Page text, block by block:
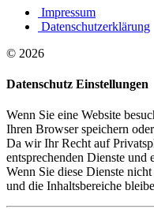
Impressum
Datenschutzerklärung
© 2026
Datenschutz Einstellungen
Wenn Sie eine Website
Ihren Browser speichern
Da wir Ihr Recht auf
entsprechenden Dienste und
Wenn Sie diese Dienste
und die Inhaltsbereiche